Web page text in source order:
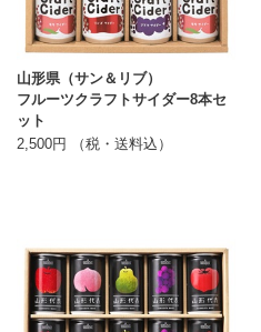
山形県（サン＆リブ）
フルーツクラフトサイダー8本セ
ット
2,500円 （税・送料込）